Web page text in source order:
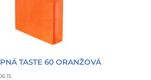
TASTE 60 ORANŽOVÁ